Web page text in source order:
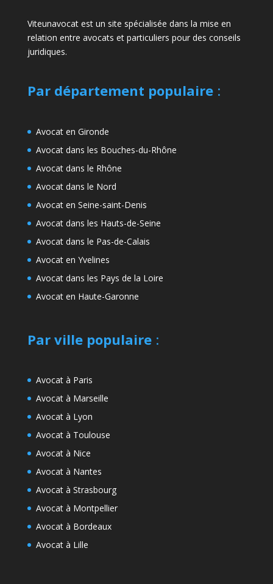
Viteunavocat est un site spécialisée dans la mise en
relation entre avocats et particuliers pour des conseils
juridiques.
Par département populaire:
Avocat en Gironde
Avocat dans les Bouches-du-Rhône
Avocat dans le Rhône
Avocat dans le Nord
Avocat en Seine-saint-Denis
Avocat dans les Hauts-de-Seine
Avocat dans le Pas-de-Calais
Avocat en Yvelines
Avocat dans les Pays de la Loire
Avocat en Haute-Garonne
Par ville populaire:
Avocat à Paris
Avocat à Marseille
Avocat à Lyon
Avocat à Toulouse
Avocat à Nice
Avocat à Nantes
Avocat à Strasbourg
Avocat à Montpellier
Avocat à Bordeaux
Avocat à Lille